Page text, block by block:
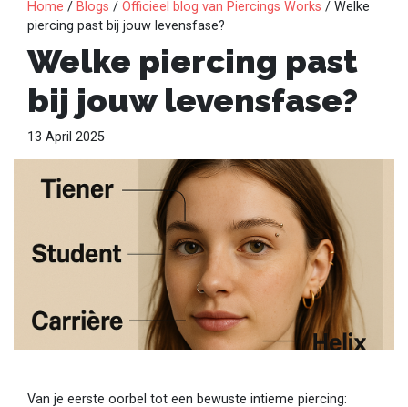
Home / Blogs / Officieel blog van Piercings Works / Welke
piercing past bij jouw levensfase?
Welke piercing past
bij jouw levensfase?
13 April 2025
Van je eerste oorbel tot een bewuste intieme piercing: